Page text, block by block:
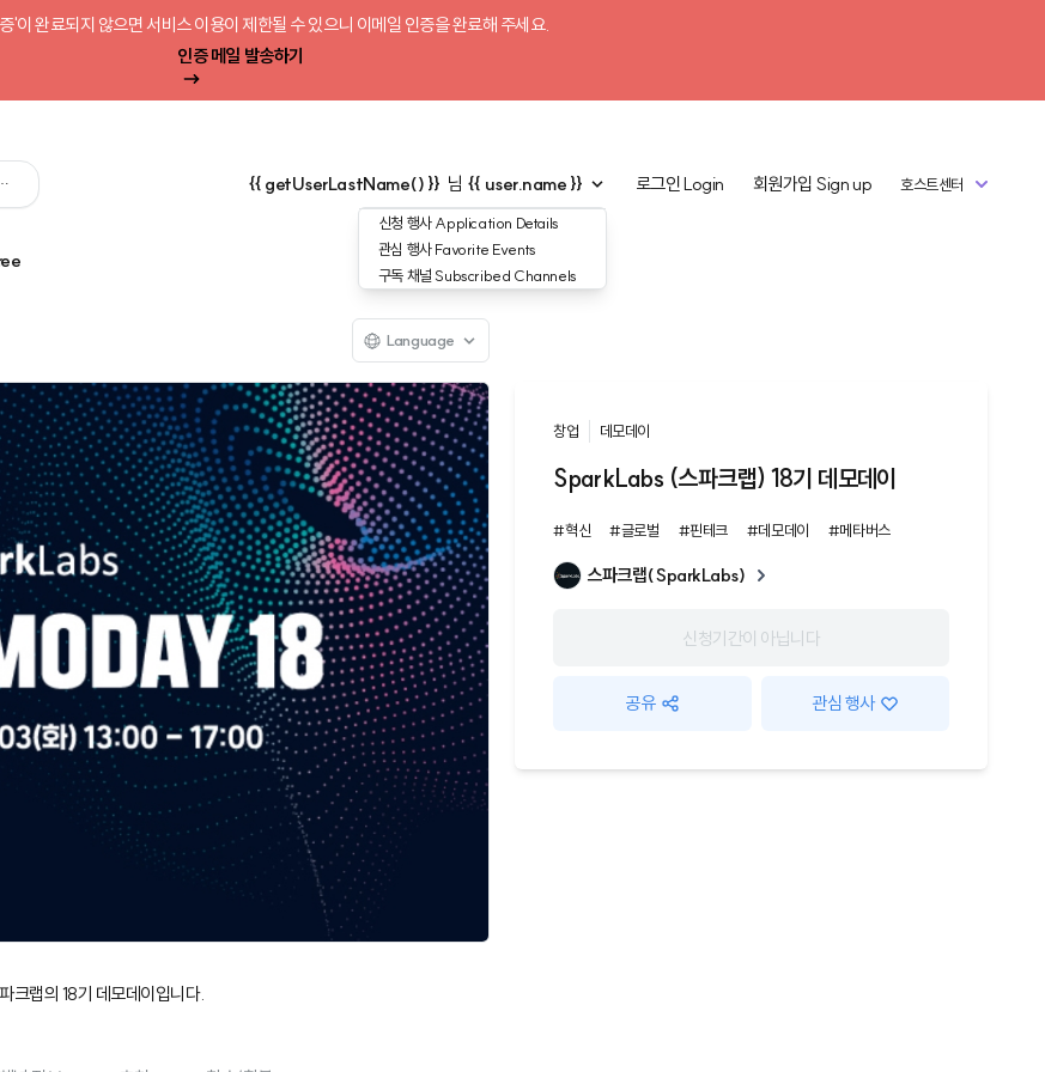
'이 완료되지 않으면 서비스 이용이 제한될 수 있으니 이메일 인증을 완료해 주세요.
인증 메일 발송하기
검색해 보세요':query) }} {{ getUserLastName() }} 님 {{ user.name }}
신청 행사Application Details
관심 행사Favorite Events
구독 채널 Subscribed Channels
로그인Login 회원가입 Sign up 호스트센터
Language
크랩의 18기 데모데이입니다.
창업 데모데이
SparkLabs (스파크랩) 18기 데모데이
#혁신 #글로벌 #핀테크 #데모데이 #메타버스
스파크랩(SparkLabs)
신청기간이 아닙니다
공유 관심 행사